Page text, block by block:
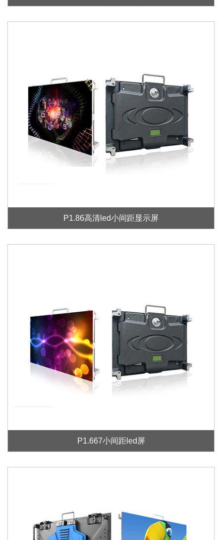
P1.86高清led小间距显示屏
P1.667小间距led屏